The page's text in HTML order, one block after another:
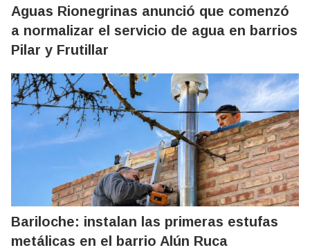
Aguas Rionegrinas anunció que comenzó
a normalizar el servicio de agua en barrios
Pilar y Frutillar
Bariloche: instalan las primeras estufas
metálicas en el barrio Alún Ruca